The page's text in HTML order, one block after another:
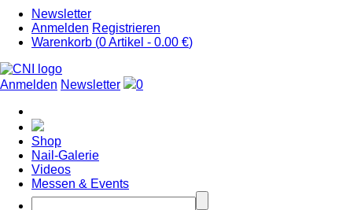
Newsletter
Anmelden Registrieren
Warenkorb (0Artikel - 0.00 €)
Anmelden Newsletter 0
Shop
Nail-Galerie
Videos
Messen & Events